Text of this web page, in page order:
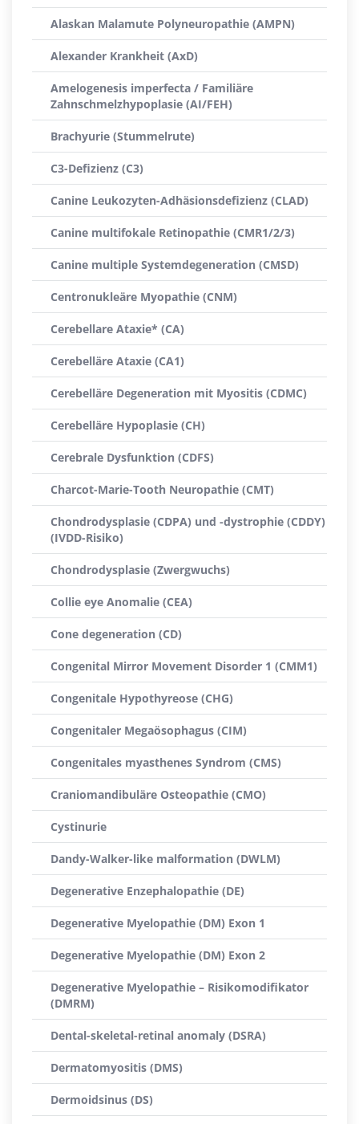
Alaskan Malamute Polyneuropathie (AMPN)
Alexander Krankheit (AxD)
Amelogenesis imperfecta / Familiäre
Zahnschmelzhypoplasie (AI/FEH)
Brachyurie (Stummelrute)
C3-Defizienz (C3)
Canine Leukozyten-Adhäsionsdefizienz (CLAD)
Canine multifokale Retinopathie (CMR1/2/3)
Canine multiple Systemdegeneration (CMSD)
Centronukleäre Myopathie (CNM)
Cerebellare Ataxie* (CA)
Cerebelläre Ataxie (CA1)
Cerebelläre Degeneration mit Myositis (CDMC)
Cerebelläre Hypoplasie (CH)
Cerebrale Dysfunktion (CDFS)
Charcot-Marie-Tooth Neuropathie (CMT)
Chondrodysplasie (CDPA) und -dystrophie (CDDY)
(IVDD-Risiko)
Chondrodysplasie (Zwergwuchs)
Collie eye Anomalie (CEA)
Cone degeneration (CD)
Congenital Mirror Movement Disorder 1 (CMM1)
Congenitale Hypothyreose (CHG)
Congenitaler Megaösophagus (CIM)
Congenitales myasthenes Syndrom (CMS)
Craniomandibuläre Osteopathie (CMO)
Cystinurie
Dandy-Walker-like malformation (DWLM)
Degenerative Enzephalopathie (DE)
Degenerative Myelopathie (DM) Exon 1
Degenerative Myelopathie (DM) Exon 2
Degenerative Myelopathie – Risikomodifikator
(DMRM)
Dental-skeletal-retinal anomaly (DSRA)
Dermatomyositis (DMS)
Dermoidsinus (DS)